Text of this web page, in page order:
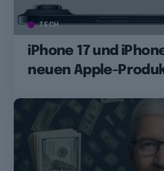
TECH
iPhone 17 und
neuen Apple-